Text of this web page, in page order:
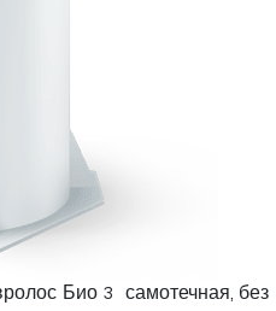
Био 3 самотечная, без